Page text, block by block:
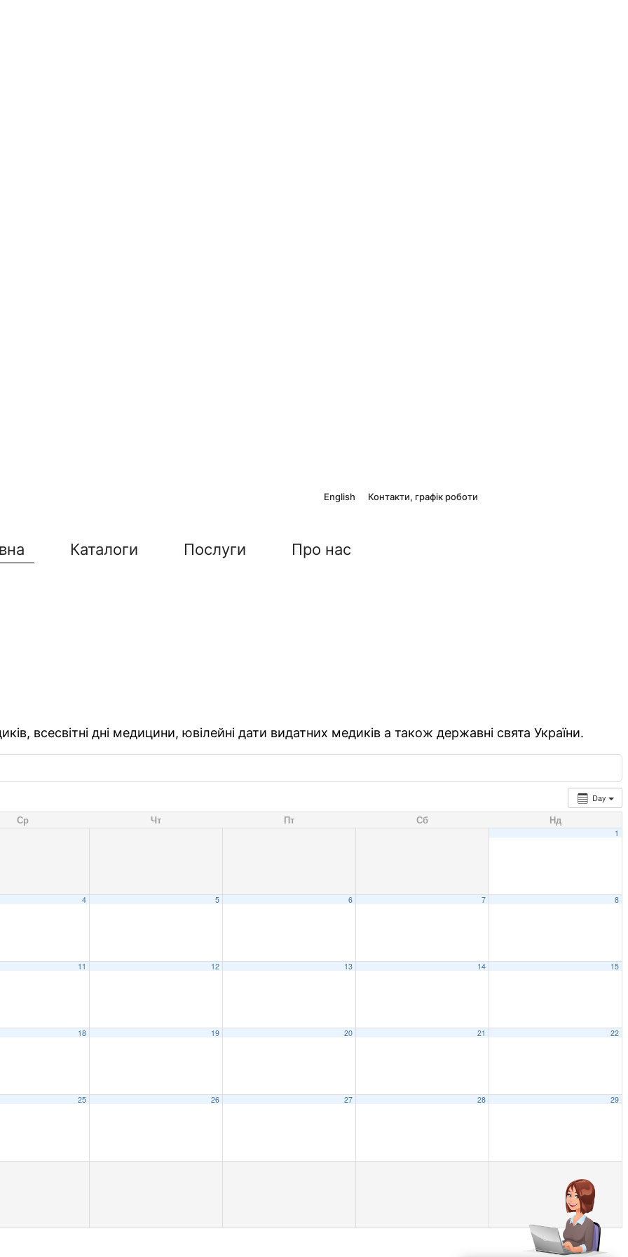
English Контакти, графік роботи
Каталоги Послуги Про нас
всесвітні дні медицини, ювілейні дати видатних медиків а також державні свята України.
Day
Ср Чт Пт Сб Нд
1
4 5 6 7 8
11 12 13 14 15
18 19 20 21 22
25 26 27 28 29